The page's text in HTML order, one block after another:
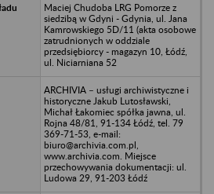
Maciej Chudoba LRG Pomorze z
siedzibą w Gdyni - Gdynia, ul. Jana
Kamrowskiego 5D/11 (akta osobowe
zatrudnionych w oddziale
przedsiębiorcy - magazyn 10, Łódź,
ul. Niciarniana 52
ARCHIVIA – usługi archiwistyczne i
historyczne Jakub Lutosławski,
Michał Łakomiec spółka jawna, ul.
Rojna 48/81, 91-134 Łódź, tel. 79
369-71-53, e-mail:
biuro@archivia.com.pl,
www.archivia.com. Miejsce
przechowywania dokumentacji: ul.
Ludowa 29, 91-203 Łódź